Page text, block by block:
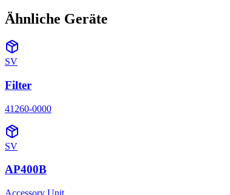
Ähnliche Geräte
SV
Filter
41260-0000
SV
AP400B
Accessory Unit